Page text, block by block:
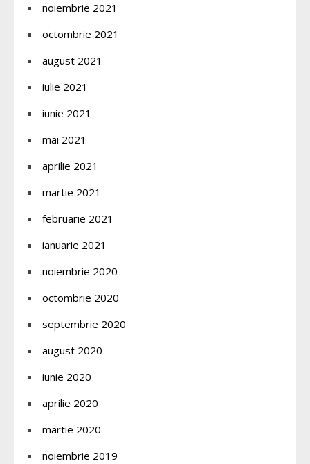
noiembrie 2021
octombrie 2021
august 2021
iulie 2021
iunie 2021
mai 2021
aprilie 2021
martie 2021
februarie 2021
ianuarie 2021
noiembrie 2020
octombrie 2020
septembrie 2020
august 2020
iunie 2020
aprilie 2020
martie 2020
noiembrie 2019